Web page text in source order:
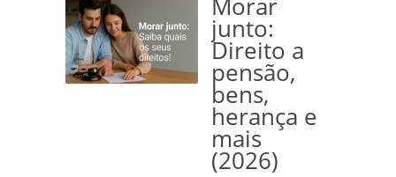
Morar
junto:
Direito a
pensão,
bens,
herança e
mais
(2026)